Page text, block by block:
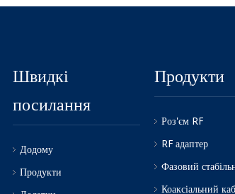
Швидкі
посилання
Додому
Продукти
Продукти
Роз'єм RF
RF адаптер
Фазовий
Коаксіальний